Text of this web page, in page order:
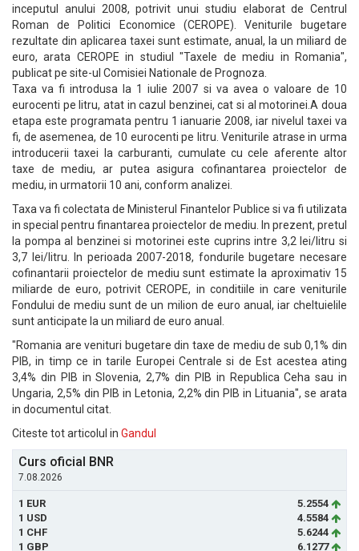
inceputul anului 2008, potrivit unui studiu elaborat de Centrul
Roman de Politici Economice (CEROPE). Veniturile bugetare
rezultate din aplicarea taxei sunt estimate, anual, la un miliard de
euro, arata CEROPE in studiul "Taxele de mediu in Romania",
publicat pe site-ul Comisiei Nationale de Prognoza.
Taxa va fi introdusa la 1 iulie 2007 si va avea o valoare de 10
eurocenti pe litru, atat in cazul benzinei, cat si al motorinei.A doua
etapa este programata pentru 1 ianuarie 2008, iar nivelul taxei va
fi, de asemenea, de 10 eurocenti pe litru. Veniturile atrase in urma
introducerii taxei la carburanti, cumulate cu cele aferente altor
taxe de mediu, ar putea asigura cofinantarea proiectelor de
mediu, in urmatorii 10 ani, conform analizei.
Taxa va fi colectata de Ministerul Finantelor Publice si va fi utilizata
in special pentru finantarea proiectelor de mediu. In prezent, pretul
la pompa al benzinei si motorinei este cuprins intre 3,2 lei/litru si
3,7 lei/litru. In perioada 2007-2018, fondurile bugetare necesare
cofinantarii proiectelor de mediu sunt estimate la aproximativ 15
miliarde de euro, potrivit CEROPE, in conditiile in care veniturile
Fondului de mediu sunt de un milion de euro anual, iar cheltuielile
sunt anticipate la un miliard de euro anual.
"Romania are venituri bugetare din taxe de mediu de sub 0,1% din
PIB, in timp ce in tarile Europei Centrale si de Est acestea ating
3,4% din PIB in Slovenia, 2,7% din PIB in Republica Ceha sau in
Ungaria, 2,5% din PIB in Letonia, 2,2% din PIB in Lituania", se arata
in documentul citat.
Citeste tot articolul in Gandul
Curs oficial BNR
7.08.2026
1 EUR
5.2554
1 USD
4.5584
1 CHF
5.6244
1 GBP
6.1277